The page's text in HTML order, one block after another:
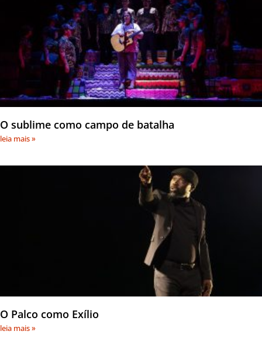
O sublime como campo de batalha
leia mais »
O Palco como Exílio
leia mais »